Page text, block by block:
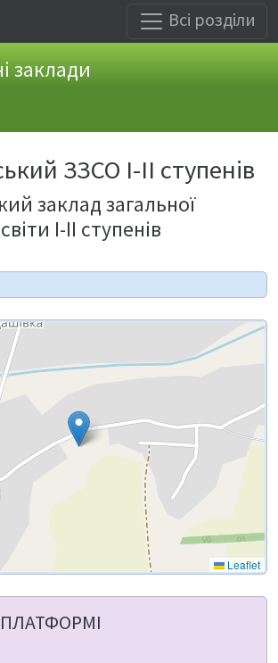
Всі розділи
заклади
ЗЗСО І-ІІ ступенів
заклад загальної
І-ІІ ступенів
Leaflet